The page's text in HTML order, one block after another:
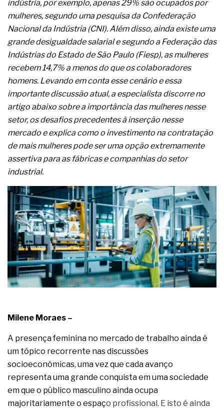
A prevenção clínica da coceira no ânus
Os sintomas clínicos do teratoma de ovário
O tratamento médico da síndrome da fadiga
As causas médicas da queda dos cabelos ou
calvície
Quando a gestão é o obstáculo para o resultado
positivo
Os procedimentos para a inspeção em estruturas
hidráulicas de concreto de obras
O movimento regular reduz em 19% o risco de
morte precoce e melhora o metabolismo
O desenvolvimento de indicadores nas atividades
de governança das organizações
O desenho industrial ganha espaço como
estratégia competitiva nas empresas
A próxima vantagem competitiva não está no
modelo de IA
A IA elevou a régua do comprador B2B e a venda
complexa ficou ainda mais humana
indústria, por exemplo, apenas 29% são ocupados por
mulheres, segundo uma pesquisa da Confederação
Nacional da Indústria (CNI). Além disso, ainda existe uma
grande desigualdade salarial e segundo a Federação das
Indústrias do Estado de São Paulo (Fiesp), as mulheres
recebem 14,7% a menos do que os colaboradores
homens. Levando em conta esse cenário e essa
importante discussão atual, a especialista discorre no
artigo abaixo sobre a importância das mulheres nesse
setor, os desafios precedentes à inserção nesse
mercado e explica como o investimento na contratação
de mais mulheres pode ser uma opção extremamente
assertiva para as fábricas e companhias do setor
industrial.
Milene Moraes –
A presença feminina no mercado de trabalho ainda é
um tópico recorrente nas discussões
socioeconômicas, uma vez que cada avanço
representa uma grande conquista em uma sociedade
em que o público masculino ainda ocupa
majoritariamente o espaço profissional. E isto é ainda